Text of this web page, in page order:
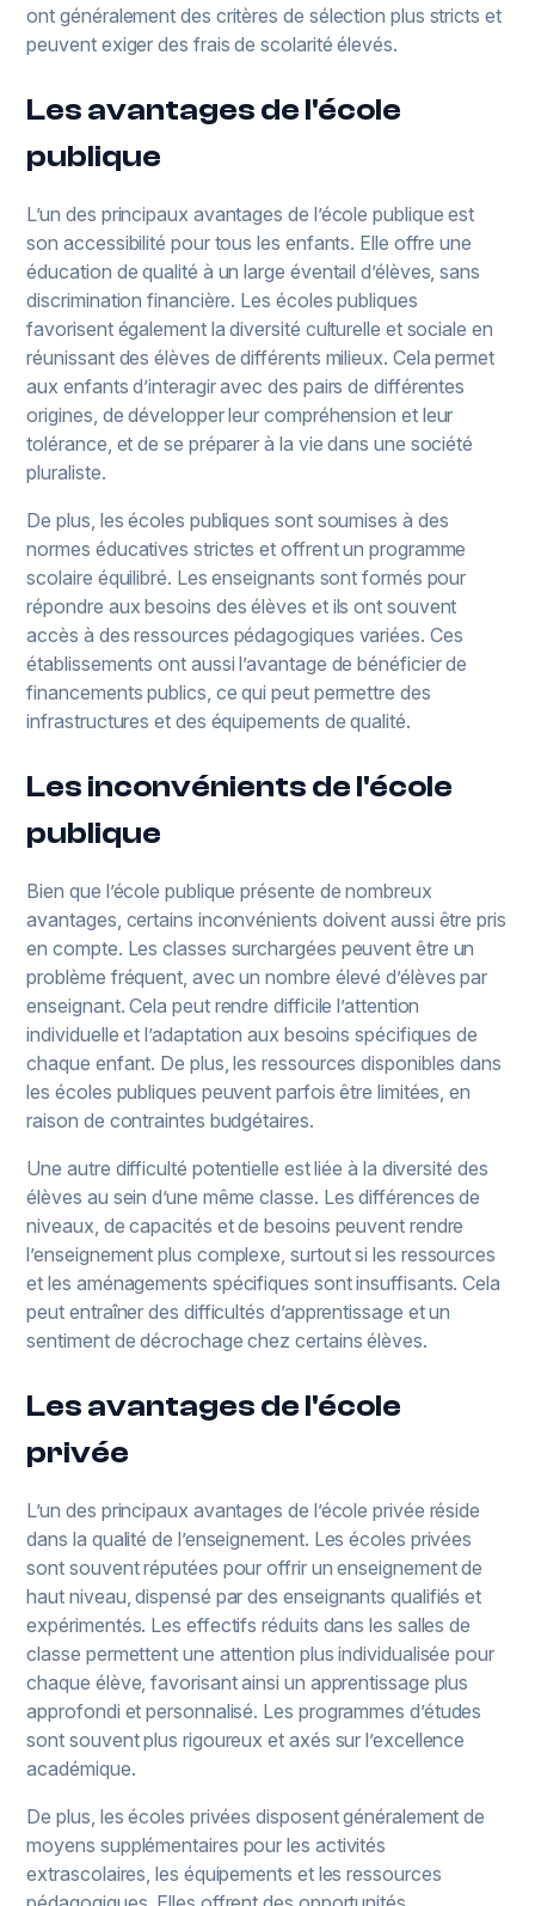
ont généralement des critères de sélection plus stricts et
peuvent exiger des frais de scolarité élevés.
Les avantages de l'école
publique
L’un des principaux avantages de l’école publique est
son accessibilité pour tous les enfants. Elle offre une
éducation de qualité à un large éventail d’élèves, sans
discrimination financière. Les écoles publiques
favorisent également la diversité culturelle et sociale en
réunissant des élèves de différents milieux. Cela permet
aux enfants d’interagir avec des pairs de différentes
origines, de développer leur compréhension et leur
tolérance, et de se préparer à la vie dans une société
pluraliste.
De plus, les écoles publiques sont soumises à des
normes éducatives strictes et offrent un programme
scolaire équilibré. Les enseignants sont formés pour
répondre aux besoins des élèves et ils ont souvent
accès à des ressources pédagogiques variées. Ces
établissements ont aussi l’avantage de bénéficier de
financements publics, ce qui peut permettre des
infrastructures et des équipements de qualité.
Les inconvénients de l'école
publique
Bien que l’école publique présente de nombreux
avantages, certains inconvénients doivent aussi être pris
en compte. Les classes surchargées peuvent être un
problème fréquent, avec un nombre élevé d’élèves par
enseignant. Cela peut rendre difficile l’attention
individuelle et l’adaptation aux besoins spécifiques de
chaque enfant. De plus, les ressources disponibles dans
les écoles publiques peuvent parfois être limitées, en
raison de contraintes budgétaires.
Une autre difficulté potentielle est liée à la diversité des
élèves au sein d’une même classe. Les différences de
niveaux, de capacités et de besoins peuvent rendre
l’enseignement plus complexe, surtout si les ressources
et les aménagements spécifiques sont insuffisants. Cela
peut entraîner des difficultés d’apprentissage et un
sentiment de décrochage chez certains élèves.
Les avantages de l'école
privée
L’un des principaux avantages de l’école privée réside
dans la qualité de l’enseignement. Les écoles privées
sont souvent réputées pour offrir un enseignement de
haut niveau, dispensé par des enseignants qualifiés et
expérimentés. Les effectifs réduits dans les salles de
classe permettent une attention plus individualisée pour
chaque élève, favorisant ainsi un apprentissage plus
approfondi et personnalisé. Les programmes d’études
sont souvent plus rigoureux et axés sur l’excellence
académique.
De plus, les écoles privées disposent généralement de
moyens supplémentaires pour les activités
extrascolaires, les équipements et les ressources